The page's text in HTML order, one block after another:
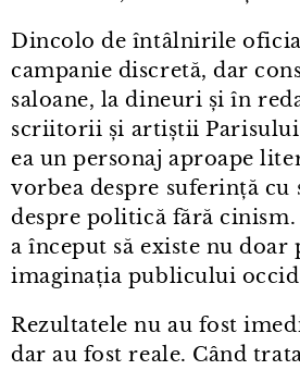
Dincolo de întâlnirile
campanie discretă, dar
saloane, la dineuri și în
scriitorii și artiștii
ea un personaj aproape
vorbea despre suferință cu
despre politică fără
a început să existe nu doar
imaginația publicului
Rezultatele nu au fost
dar au fost reale. Când